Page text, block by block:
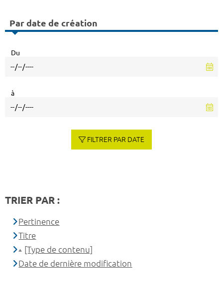
Par date de création
Du
à
FILTRER PAR DATE
TRIER PAR :
Pertinence
Titre
[Type de contenu]
Date de dernière modification